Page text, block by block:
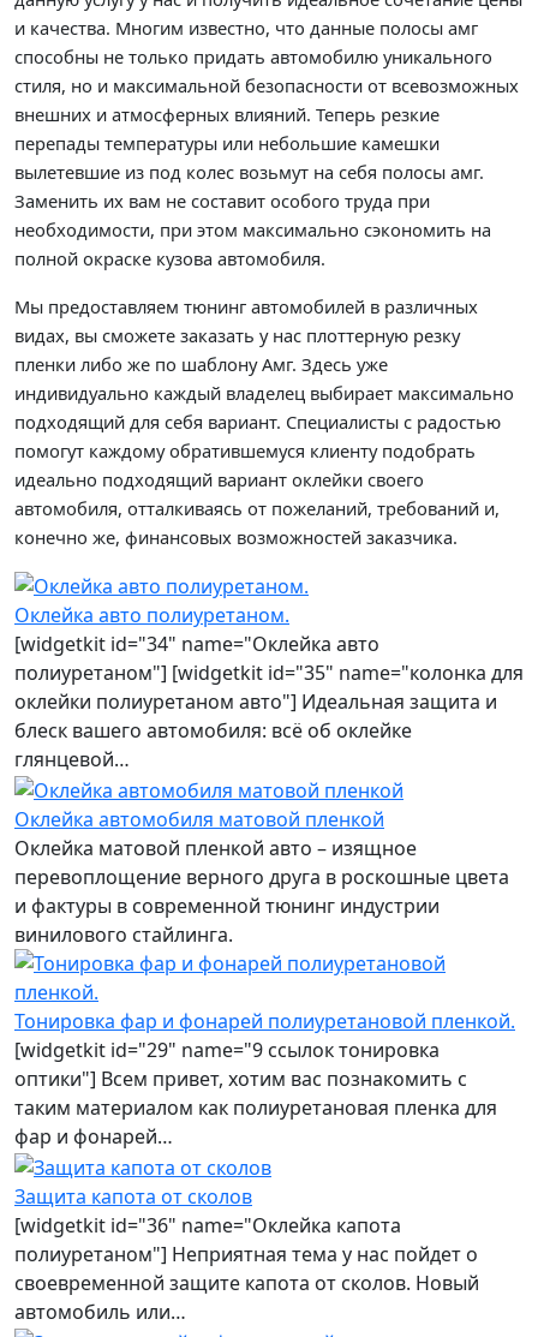
и качества. Многим известно, что данные полосы амг
способны не только придать автомобилю уникального
стиля, но и максимальной безопасности от всевозможных
внешних и атмосферных влияний. Теперь резкие
перепады температуры или небольшие камешки
вылетевшие из под колес возьмут на себя полосы амг.
Заменить их вам не составит особого труда при
необходимости, при этом максимально сэкономить на
полной окраске кузова автомобиля.
Мы предоставляем тюнинг автомобилей в различных
видах, вы сможете заказать у нас плоттерную резку
пленки либо же по шаблону Амг. Здесь уже
индивидуально каждый владелец выбирает максимально
подходящий для себя вариант. Специалисты с радостью
помогут каждому обратившемуся клиенту подобрать
идеально подходящий вариант оклейки своего
автомобиля, отталкиваясь от пожеланий, требований и,
конечно же, финансовых возможностей заказчика.
Оклейка авто полиуретаном.
[widgetkit id="34" name="Оклейка авто
полиуретаном"] [widgetkit id="35" name="колонка для
оклейки полиуретаном авто"] Идеальная защита и
блеск вашего автомобиля: всё об оклейке
глянцевой…
Оклейка автомобиля матовой пленкой
Оклейка матовой пленкой авто – изящное
перевоплощение верного друга в роскошные цвета
и фактуры в современной тюнинг индустрии
винилового стайлинга.
Тонировка фар и фонарей полиуретановой пленкой.
[widgetkit id="29" name="9 ссылок тонировка
оптики"] Всем привет, хотим вас познакомить с
таким материалом как полиуретановая пленка для
фар и фонарей…
Защита капота от сколов
[widgetkit id="36" name="Оклейка капота
полиуретаном"] Неприятная тема у нас пойдет о
своевременной защите капота от сколов. Новый
автомобиль или…